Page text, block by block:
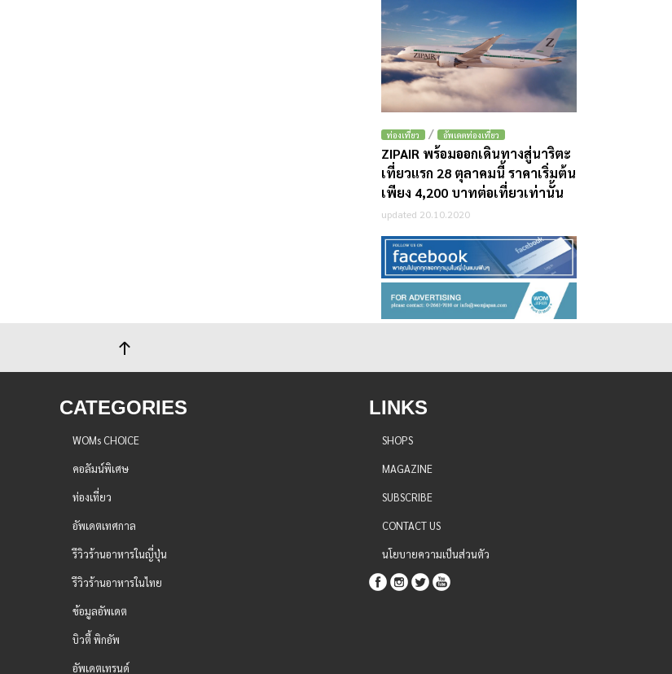
ท่องเที่ยว / อัพเดตท่องเที่ยว
ZIPAIR พร้อมออกเดินทางสู่นาริตะ
เที่ยวแรก 28 ตุลาคมนี้ ราคาเริ่มต้น
เพียง 4,200 บาทต่อเที่ยวเท่านั้น
updated 20.10.2020
CATEGORIES
WOMs CHOICE
คอลัมน์พิเศษ
ท่องเที่ยว
อัพเดตเทศกาล
รีวิวร้านอาหารในญี่ปุ่น
รีวิวร้านอาหารในไทย
ข้อมูลอัพเดต
บิวตี้ พิกอัพ
อัพเดตเทรนด์
LINKS
SHOPS
MAGAZINE
SUBSCRIBE
CONTACT US
นโยบายความเป็นส่วนตัว